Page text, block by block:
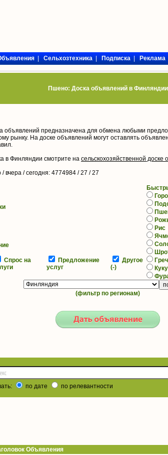
|Сельхозтехника|Подписка|Реклама
Пшено: Доска объявлений в Финляндии
объявлений предназначена для обмена любыми
рынку. На доске объявлений могут оставлять
.
в Финляндии смотрите на сельскохозяйственной
/ вчера /сегодня: 4774984 / 27 /27
Рис
Спрос на
Предложение
услуг
Другое
(-)
(фильтр по регионам)
по дате по релевантности
Объявления